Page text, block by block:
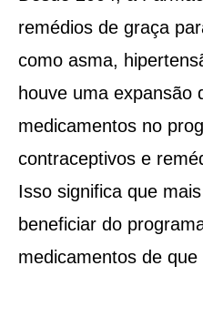
remédios de graça
como asma,
houve uma expansão
medicamentos no
contraceptivos e
Isso significa que
beneficiar do
medicamentos de que